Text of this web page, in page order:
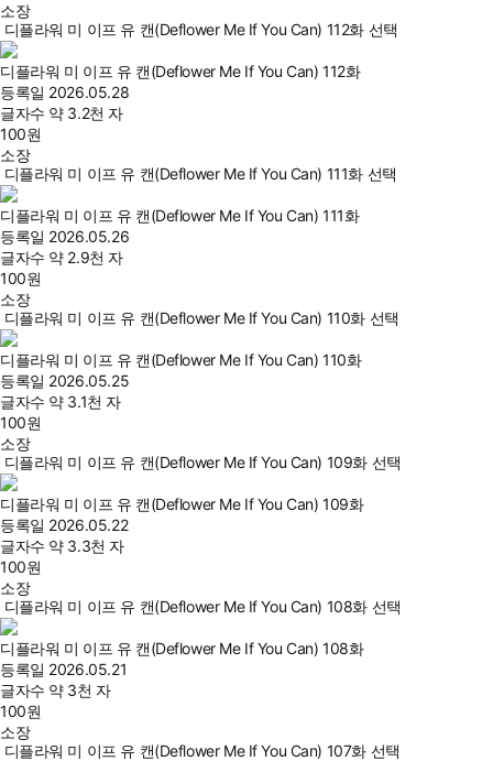
소장
디플라워 미 이프 유 캔(Deflower Me If You Can) 112화 선택
디플라워 미 이프 유 캔(Deflower Me If You Can) 112화
등록일 2026.05.28
글자수 약 3.2천 자
100원
소장
디플라워 미 이프 유 캔(Deflower Me If You Can) 111화 선택
디플라워 미 이프 유 캔(Deflower Me If You Can) 111화
등록일 2026.05.26
글자수 약 2.9천 자
100원
소장
디플라워 미 이프 유 캔(Deflower Me If You Can) 110화 선택
디플라워 미 이프 유 캔(Deflower Me If You Can) 110화
등록일 2026.05.25
글자수 약 3.1천 자
100원
소장
디플라워 미 이프 유 캔(Deflower Me If You Can) 109화 선택
디플라워 미 이프 유 캔(Deflower Me If You Can) 109화
등록일 2026.05.22
글자수 약 3.3천 자
100원
소장
디플라워 미 이프 유 캔(Deflower Me If You Can) 108화 선택
디플라워 미 이프 유 캔(Deflower Me If You Can) 108화
등록일 2026.05.21
글자수 약 3천 자
100원
소장
디플라워 미 이프 유 캔(Deflower Me If You Can) 107화 선택